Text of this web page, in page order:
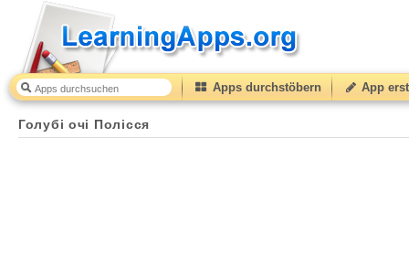
Apps durchstöbern App
Голубі очі Полісся